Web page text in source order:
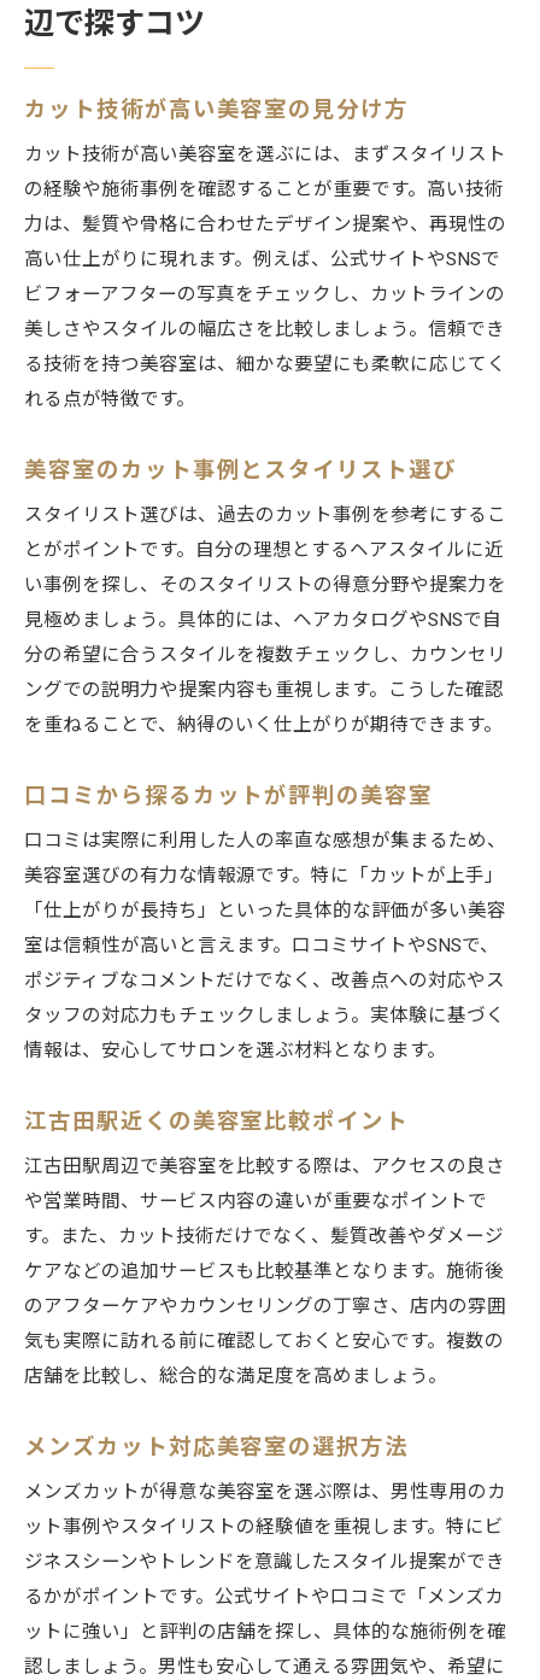
辺で探すコツ
カット技術が高い美容室の見分け方
カット技術が高い美容室を選ぶには、まずスタイリスト
の経験や施術事例を確認することが重要です。高い技術
力は、髪質や骨格に合わせたデザイン提案や、再現性の
高い仕上がりに現れます。例えば、公式サイトやSNSで
ビフォーアフターの写真をチェックし、カットラインの
美しさやスタイルの幅広さを比較しましょう。信頼でき
る技術を持つ美容室は、細かな要望にも柔軟に応じてく
れる点が特徴です。
美容室のカット事例とスタイリスト選び
スタイリスト選びは、過去のカット事例を参考にするこ
とがポイントです。自分の理想とするヘアスタイルに近
い事例を探し、そのスタイリストの得意分野や提案力を
見極めましょう。具体的には、ヘアカタログやSNSで自
分の希望に合うスタイルを複数チェックし、カウンセリ
ングでの説明力や提案内容も重視します。こうした確認
を重ねることで、納得のいく仕上がりが期待できます。
口コミから探るカットが評判の美容室
口コミは実際に利用した人の率直な感想が集まるため、
美容室選びの有力な情報源です。特に「カットが上手」
「仕上がりが長持ち」といった具体的な評価が多い美容
室は信頼性が高いと言えます。口コミサイトやSNSで、
ポジティブなコメントだけでなく、改善点への対応やス
タッフの対応力もチェックしましょう。実体験に基づく
情報は、安心してサロンを選ぶ材料となります。
江古田駅近くの美容室比較ポイント
江古田駅周辺で美容室を比較する際は、アクセスの良さ
や営業時間、サービス内容の違いが重要なポイントで
す。また、カット技術だけでなく、髪質改善やダメージ
ケアなどの追加サービスも比較基準となります。施術後
のアフターケアやカウンセリングの丁寧さ、店内の雰囲
気も実際に訪れる前に確認しておくと安心です。複数の
店舗を比較し、総合的な満足度を高めましょう。
メンズカット対応美容室の選択方法
メンズカットが得意な美容室を選ぶ際は、男性専用のカ
ット事例やスタイリストの経験値を重視します。特にビ
ジネスシーンやトレンドを意識したスタイル提案ができ
るかがポイントです。公式サイトや口コミで「メンズカ
ットに強い」と評判の店舗を探し、具体的な施術例を確
認しましょう。男性も安心して通える雰囲気や、希望に